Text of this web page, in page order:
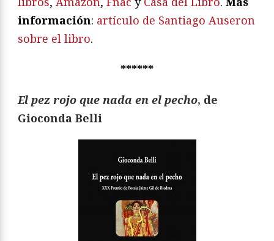
información: artículo de Santiago Auseron
sobre el libro.
******
El pez rojo que nada en el pecho, de
Gioconda Belli